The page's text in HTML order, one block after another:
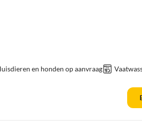
en honden op aanvraag